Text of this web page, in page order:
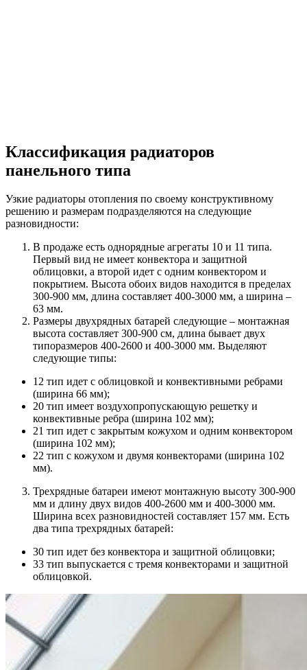
Классификация радиаторов
панельного типа
Узкие радиаторы отопления по своему конструктивному
решению и размерам подразделяются на следующие
разновидности:
В продаже есть однорядные агрегаты 10 и 11 типа.
Первый вид не имеет конвектора и защитной
облицовки, а второй идет с одним конвектором и
покрытием. Высота обоих видов находится в пределах
300-900 мм, длина составляет 400-3000 мм, а ширина –
63 мм.
Размеры двухрядных батарей следующие – монтажная
высота составляет 300-900 см, длина бывает двух
типоразмеров 400-2600 и 400-3000 мм. Выделяют
следующие типы:
12 тип идет с облицовкой и конвективными ребрами
(ширина 66 мм);
20 тип имеет воздухопропускающую решетку и
конвективные ребра (ширина 102 мм);
21 тип идет с закрытым кожухом и одним конвектором
(ширина 102 мм);
22 тип с кожухом и двумя конвекторами (ширина 102
мм).
Трехрядные батареи имеют монтажную высоту 300-900
мм и длину двух видов 400-2600 мм и 400-3000 мм.
Ширина всех разновидностей составляет 157 мм. Есть
два типа трехрядных батарей:
30 тип идет без конвектора и защитной облицовки;
33 тип выпускается с тремя конвекторами и защитной
облицовкой.